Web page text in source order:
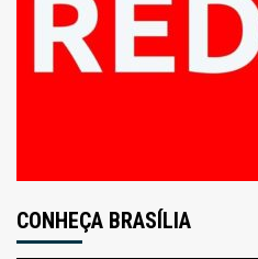
CONHEÇA BRASÍLIA